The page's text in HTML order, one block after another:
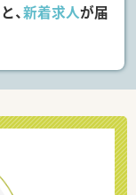
、新着求人が届